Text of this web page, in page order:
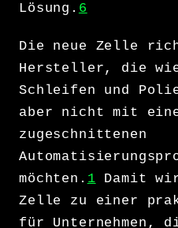
Lösung. 6
Die neue Zelle
Hersteller, die
Schleifen und
aber nicht mit
zugeschnittenen
möchten. 1 Damit
Zelle zu einer
für Unternehmen,